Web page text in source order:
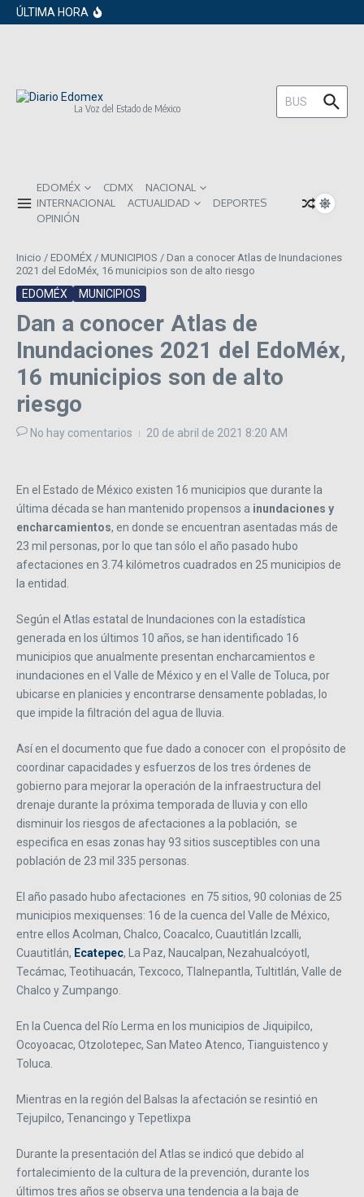
Saltar al contenido
ÚLTIMA HORA
inversionistas extranjeros; emite nueva
comunes entre los mexicanos
La Voz del Estado de México
Buscar:
EDOMÉX CDMX
NACIONAL
INTERNACIONAL
ACTUALIDAD
DEPORTES
OPINIÓN
Inicio / EDOMÉX / MUNICIPIOS / Dan a conocer Atlas de Inundaciones
2021 del EdoMéx, 16 municipios son de alto riesgo
EDOMÉX MUNICIPIOS
Dan a conocer Atlas de
Inundaciones 2021 del EdoMéx,
16 municipios son de alto
riesgo
No hay comentarios 20 de abril de 2021 8:20 AM
En el Estado de México existen 16 municipios que durante la
última década se han mantenido propensos a inundaciones y
encharcamientos, en donde se encuentran asentadas más de
23 mil personas, por lo que tan sólo el año pasado hubo
afectaciones en 3.74 kilómetros cuadrados en 25 municipios de
la entidad.
Según el Atlas estatal de Inundaciones con la estadística
generada en los últimos 10 años, se han identificado 16
municipios que anualmente presentan encharcamientos e
inundaciones en el Valle de México y en el Valle de Toluca, por
ubicarse en planicies y encontrarse densamente pobladas, lo
que impide la filtración del agua de lluvia.
Así en el documento que fue dado a conocer con el propósito de
coordinar capacidades y esfuerzos de los tres órdenes de
gobierno para mejorar la operación de la infraestructura del
drenaje durante la próxima temporada de lluvia y con ello
disminuir los riesgos de afectaciones a la población, se
especifica en esas zonas hay 93 sitios susceptibles con una
población de 23 mil 335 personas.
El año pasado hubo afectaciones en 75 sitios, 90 colonias de 25
municipios mexiquenses: 16 de la cuenca del Valle de México,
entre ellos Acolman, Chalco, Coacalco, Cuautitlán Izcalli,
Cuautitlán, Ecatepec, La Paz, Naucalpan, Nezahualcóyotl,
Tecámac, Teotihuacán, Texcoco, Tlalnepantla, Tultitlán, Valle de
Chalco y Zumpango.
En la Cuenca del Río Lerma en los municipios de Jiquipilco,
Ocoyoacac, Otzolotepec, San Mateo Atenco, Tianguistenco y
Toluca.
Mientras en la región del Balsas la afectación se resintió en
Tejupilco, Tenancingo y Tepetlixpa
Durante la presentación del Atlas se indicó que debido al
fortalecimiento de la cultura de la prevención, durante los
últimos tres años se observa una tendencia a la baja de